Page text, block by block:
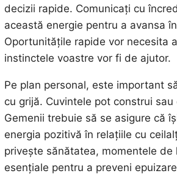
decizii rapide. Comunicați cu
această energie pentru a avansa
Oportunitățile rapide vor necesita
instinctele voastre vor fi de ajutor.
Pe plan personal, este important
cu grijă. Cuvintele pot construi
Gemenii trebuie să se asigure că
energia pozitivă în relațiile cu
privește sănătatea, momentele de
esențiale pentru a preveni